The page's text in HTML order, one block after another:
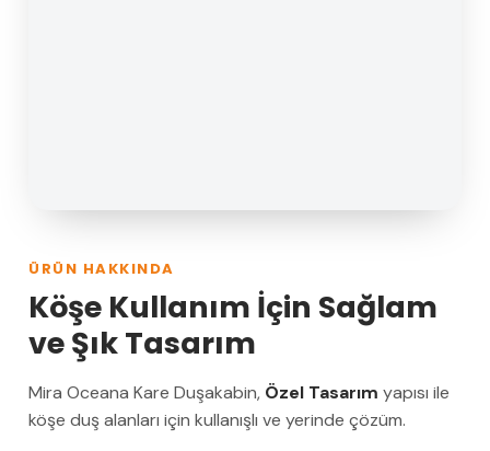
ÜRÜN HAKKINDA
Köşe Kullanım İçin Sağlam
ve Şık Tasarım
Mira Oceana Kare Duşakabin, Özel Tasarım yapısı ile
köşe duş alanları için kullanışlı ve yerinde çözüm.